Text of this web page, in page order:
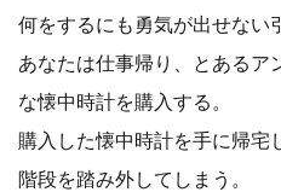
何をするにも勇気が出せない
あなたは仕事帰り、とあるア
な懐中時計を購入する。
購入した懐中時計を手に帰
階段を踏み外してしまう。